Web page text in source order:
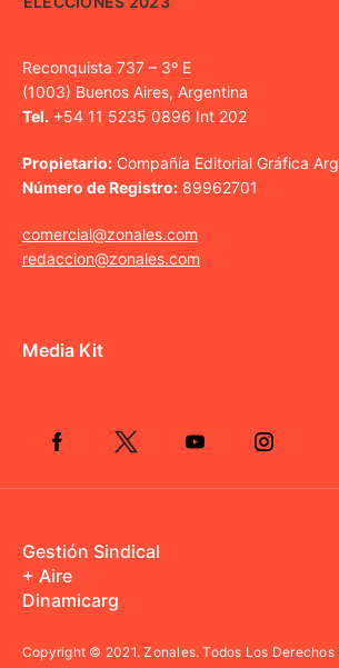
Reconquista 737 – 3º E
(1003) Buenos Aires, Argentina
Tel. +54 11 5235 0896 Int 202
Propietario: Compañía Editorial Gráfica
Número de Registro: 89962701
comercial@zonales.com
redaccion@zonales.com
Media Kit
Gestión Sindical
+ Aire
Dinamicarg
Copyright © 2021.Zonales. Todos Los Derechos